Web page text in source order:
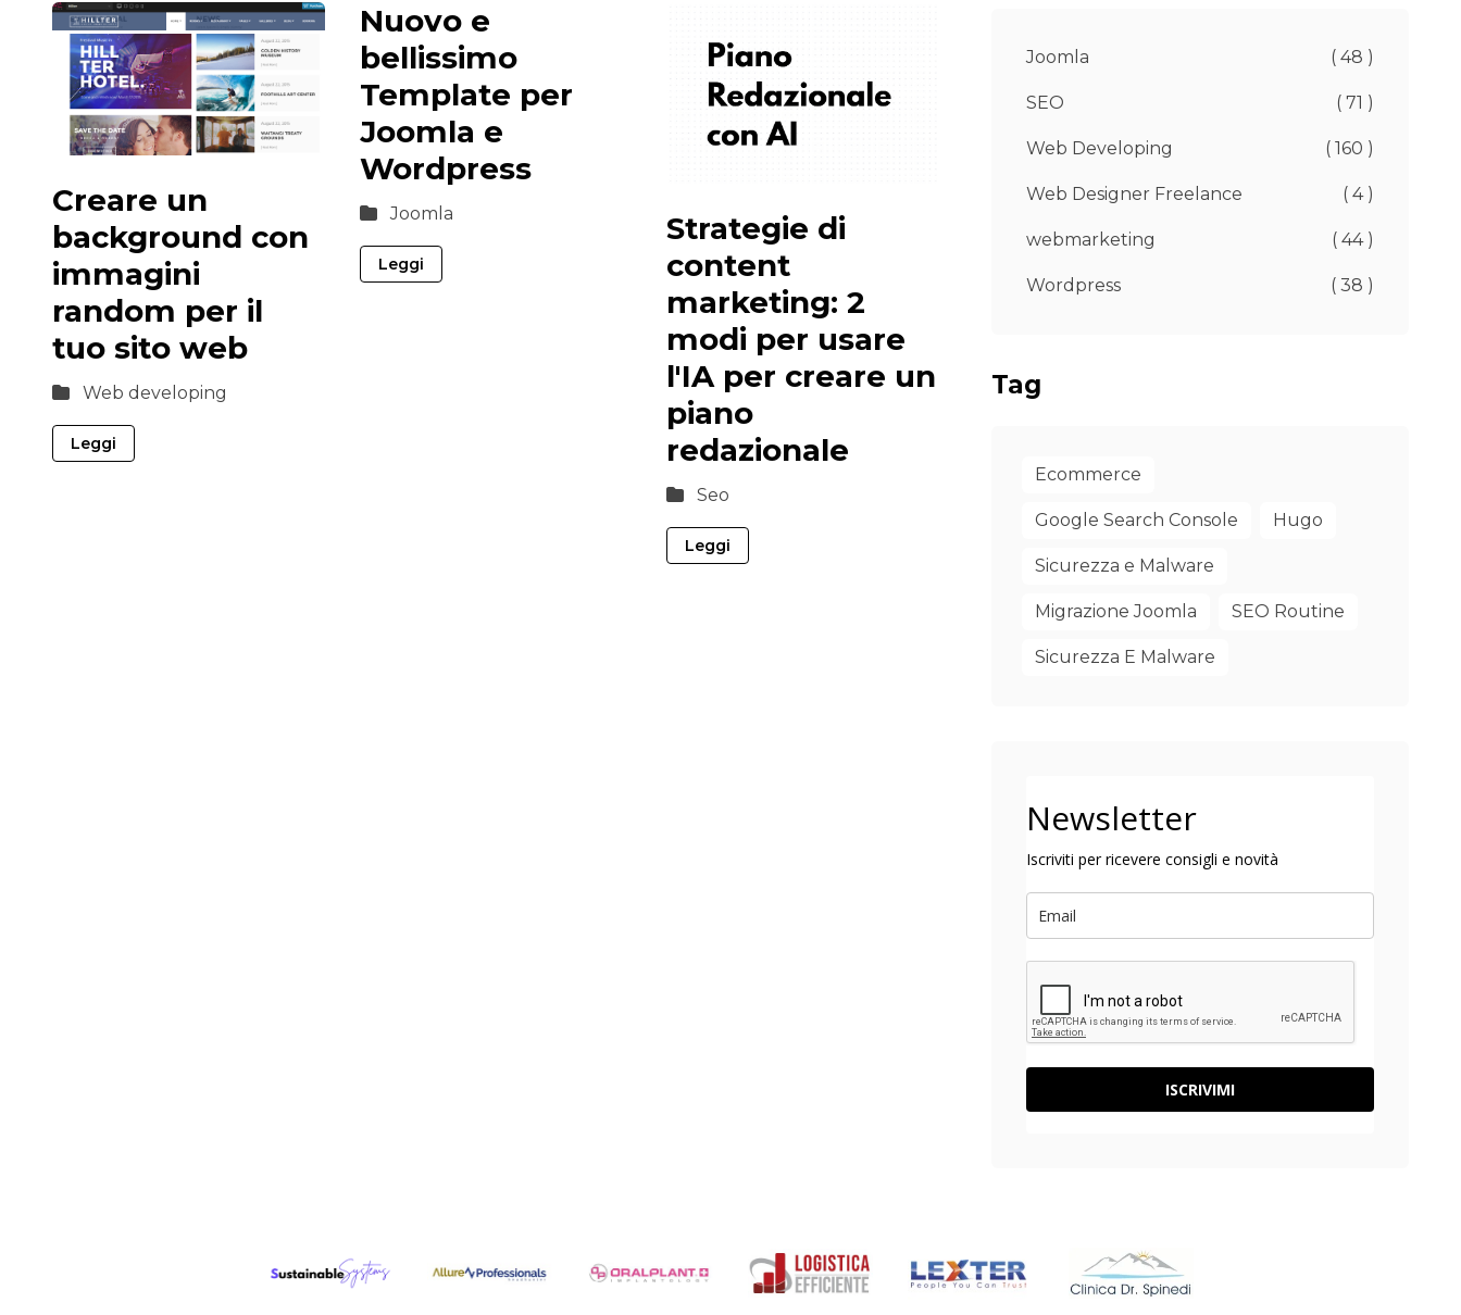
Creare un
background con
immagini
random per il
tuo sito web
Web developing
Leggi
Nuovo e
bellissimo
Template per
Joomla e
Wordpress
Joomla
Leggi
Strategie di
content
marketing: 2
modi per usare
l'IA per creare un
piano
redazionale
Seo
Leggi
Joomla ( 48 )
SEO ( 71 )
Web Developing ( 160 )
Web Designer Freelance ( 4 )
webmarketing ( 44 )
Wordpress ( 38 )
Tag
Ecommerce
Google Search Console Hugo
Sicurezza e Malware
Migrazione Joomla SEO Routine
Sicurezza E Malware
Newsletter
Iscriviti per ricevere consigli e novità
ISCRIVIMI